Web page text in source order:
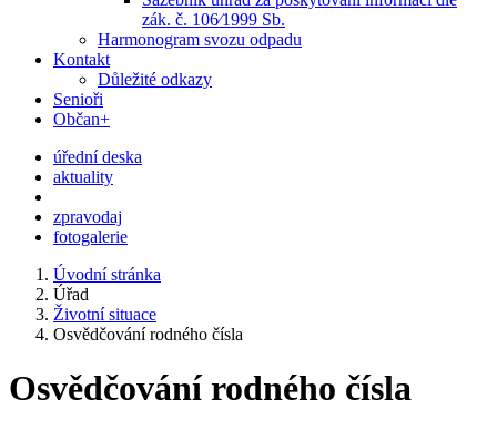
zák. č. 106⁄1999 Sb.
Harmonogram svozu odpadu
Kontakt
Důležité odkazy
Senioři
Občan+
úřední deska
aktuality
zpravodaj
fotogalerie
Úvodní stránka
Úřad
Životní situace
Osvědčování rodného čísla
Osvědčování rodného čísla